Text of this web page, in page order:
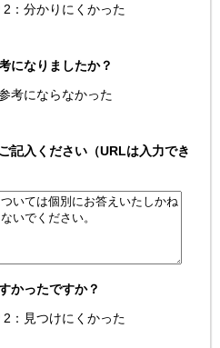
2：分かりにくかった
になりましたか？
考にならなかった
記入ください（URLは入力でき
かったですか？
2：見つけにくかった